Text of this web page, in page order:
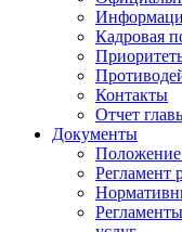
Кадровая
Контакты
Отчет
Документы
Положение
Регламент